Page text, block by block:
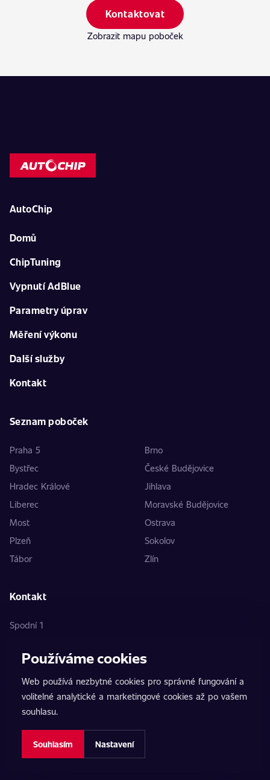
Kontaktovat
Zobrazit mapu poboček
AutoChip
Domů
ChipTuning
Vypnutí AdBlue
Parametry úprav
Měření výkonu
Další služby
Kontakt
Seznam poboček
Praha 5
Brno
Bystřec
České Budějovice
Hradec Králové
Jihlava
Liberec
Moravské Budějovice
Most
Ostrava
Plzeň
Sokolov
Tábor
Zlín
Kontakt
Spodní 1
Česká republika
+420 737 667 422
Používáme cookies
Web používá nezbytné cookies pro správné fungování a
volitelné analytické a marketingové cookies až po vašem
souhlasu.
Souhlasím Nastavení